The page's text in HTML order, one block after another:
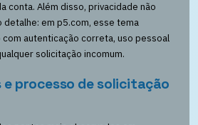
conta. Além disso, privacidade não
em p5.com, esse tema
com autenticação correta, uso pessoal
solicitação incomum.
e processo de solicitação